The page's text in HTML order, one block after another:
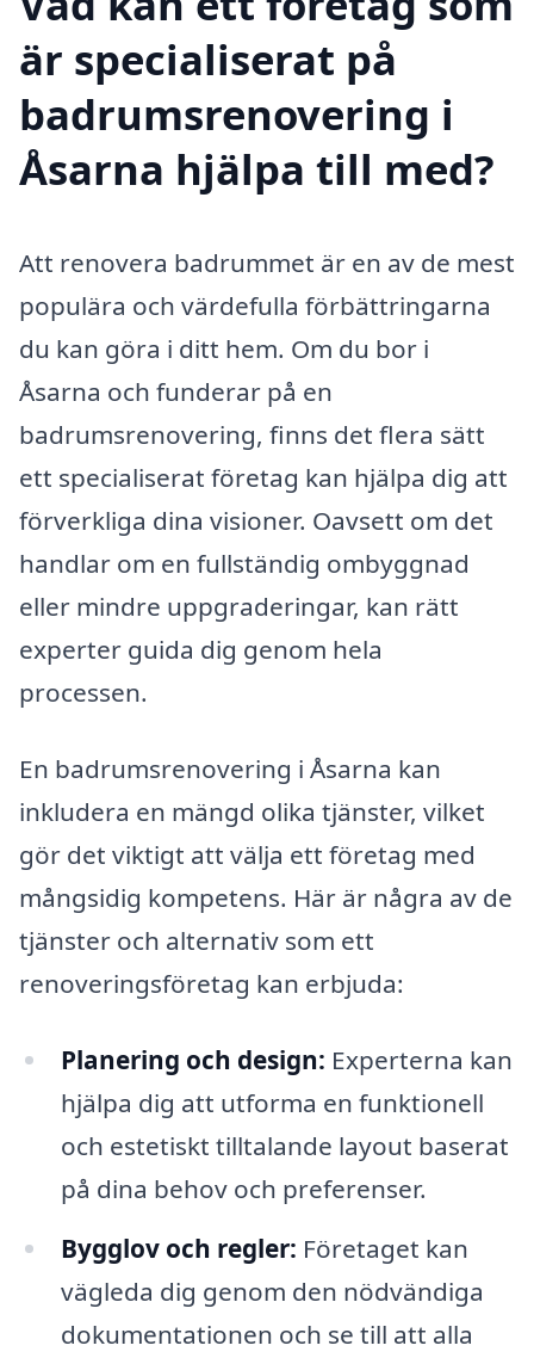
är specialiserat på
badrumsrenovering i
Åsarna hjälpa till med?
Att renovera badrummet är en av de mest
populära och värdefulla förbättringarna
du kan göra i ditt hem. Om du bor i
Åsarna och funderar på en
badrumsrenovering, finns det flera sätt
ett specialiserat företag kan hjälpa dig att
förverkliga dina visioner. Oavsett om det
handlar om en fullständig ombyggnad
eller mindre uppgraderingar, kan rätt
experter guida dig genom hela
processen.
En badrumsrenovering i Åsarna kan
inkludera en mängd olika tjänster, vilket
gör det viktigt att välja ett företag med
mångsidig kompetens. Här är några av de
tjänster och alternativ som ett
renoveringsföretag kan erbjuda:
Planering och design: Experterna kan
hjälpa dig att utforma en funktionell
och estetiskt tilltalande layout baserat
på dina behov och preferenser.
Bygglov och regler: Företaget kan
vägleda dig genom den nödvändiga
dokumentationen och se till att alla